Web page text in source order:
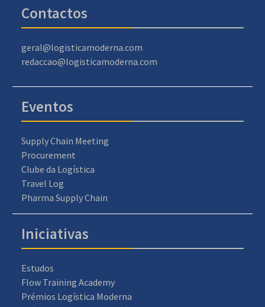
Contactos
geral@logisticamoderna.com
redaccao@logisticamoderna.com
Eventos
Supply Chain Meeting
Procurement
Clube da Logística
Travel Log
Pharma Supply Chain
Iniciativas
Estudos
Flow Training Academy
Prémios Logística Moderna